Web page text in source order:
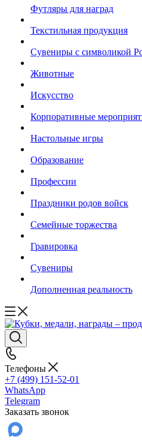
Футляры для наград
Текстильная продукция
Сувениры с символикой
Животные
Искусство
Корпоративные
Настольные игры
Образование
Профессии
Праздники родов войск
Семейные торжества
Гравировка
Сувениры
Дополненная реальность
Телефоны
+7 (499) 151-52-01
WhatsApp
Telegram
Заказать звонок